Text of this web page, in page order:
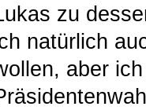
zu
natürlich
aber